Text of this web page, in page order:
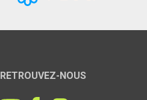
RETROUVEZ-NOUS